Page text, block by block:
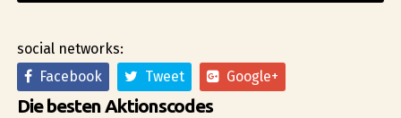
social networks:
Facebook
Tweet Google+
Die besten Aktionscodes